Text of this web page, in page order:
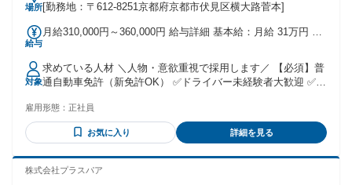
場所ー・バイク通勤OK
[勤務地：〒612-8251京都府京都市伏見区横大路菅本]
給与
月給310,000円～360,000円 給与詳細 基本給：月給 31万円 〜
れる通勤・皆勤・家族手当金額：なし 全員に一律で支払われ
るその他手当金額：なし 月給31万円～36万円 ※23～翌3時出
勤の方は、特別出勤手当あり ◎昇給年1回 ◎賞与年3回（3
月・7月・11月） ◎勤続年数給（1年目月2000円UP・2年目月
5000円） ◎役職手当 ◎時間外・深夜手当 ◎通勤手当（月1万
8000円迄） ◎無事故・無違反報奨金（年8万円、3年以上で別
途1万円✕継続年数）
対象
求めている人材 ＼人物・意欲重視で採用します／ 【必須】普
通自動車免許（新免許OK） ✅ドライバー未経験者大歓迎 ✅男
正前の普通免許または中型免許お持ちの方優遇 ✅10代～50代
の男女活躍中 ✅大型免許お持ちの方給与優遇 └大型ドライバ
ーの仕事も多数あり ＝⭐東証上場で安定性バツグン⭐＝ 「未
て働きたい」 …そんな方々を大歓迎！ 期待以上の安心感と想
雇用形態： 正社員
お気に入り 詳細を見る
株式会社プラスパア